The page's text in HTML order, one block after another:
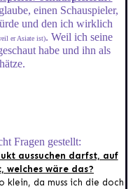
einen Schauspieler,
und den ich wirklich
er Asiate ist). Weil ich seine
habe und ihn als
Fragen gestellt:
aussuchen darfst, auf
welches wäre das?
klein, da muss ich die doch